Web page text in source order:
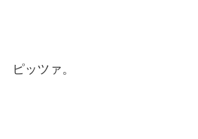
ピッツァ。